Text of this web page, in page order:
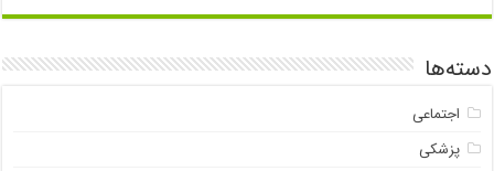
دسته‌ها
اجتماعی
پزشکی